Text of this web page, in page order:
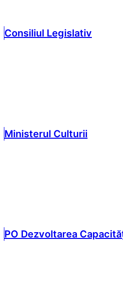
Consiliul Legislativ
Ministerul Culturii
PO Dezvoltarea